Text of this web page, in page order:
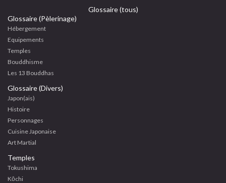
Glossaire (tous)
Glossaire (Pèlerinage)
Hébergement
Equipements
Temples
Bouddhisme
Les 13 Bouddhas
Glossaire (Divers)
Japon(ais)
Histoire
Personnages
Cuisine Japonaise
Art Martial
Temples
Tokushima
Kōchi